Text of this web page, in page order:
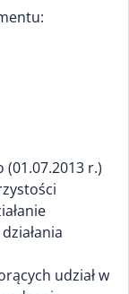
r.)
udział w